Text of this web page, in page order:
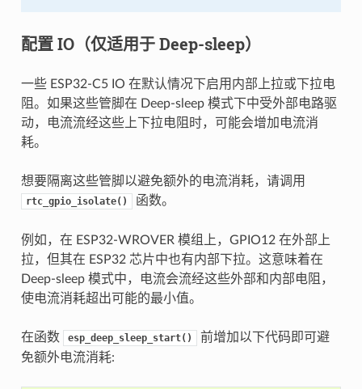
配置 IO（仅适用于 Deep-sleep）
一些 ESP32-C5 IO 在默认情况下启用内部上拉或下拉电
阻。如果这些管脚在 Deep-sleep 模式下中受外部电路驱
动，电流流经这些上下拉电阻时，可能会增加电流消
耗。
想要隔离这些管脚以避免额外的电流消耗，请调用
rtc_gpio_isolate() 函数。
例如，在 ESP32-WROVER 模组上，GPIO12 在外部上
拉，但其在 ESP32 芯片中也有内部下拉。这意味着在
Deep-sleep 模式中，电流会流经这些外部和内部电阻，
使电流消耗超出可能的最小值。
在函数 esp_deep_sleep_start()
前增加以下代码即可避
免额外电流消耗: